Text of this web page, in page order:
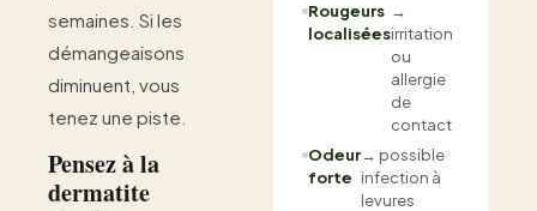
semaines. Si les
démangeaisons
diminuent, vous
tenez une piste.
Pensez à la
dermatite
Rougeurs
localisées
→
irritation
ou
allergie
de
contact
Odeur
forte
→ possible
infection à
levures